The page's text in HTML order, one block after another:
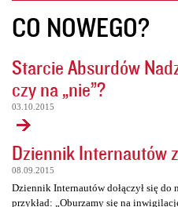
CO NOWEGO?
Starcie Absurdów
czy na „nie”?
03.10.2015
Dziennik Internautów
08.09.2015
Dziennik Internautów dołączył się do
przykład: „Oburzamy się na